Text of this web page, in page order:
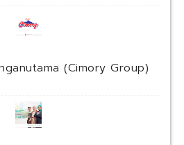
(Cimory Group)